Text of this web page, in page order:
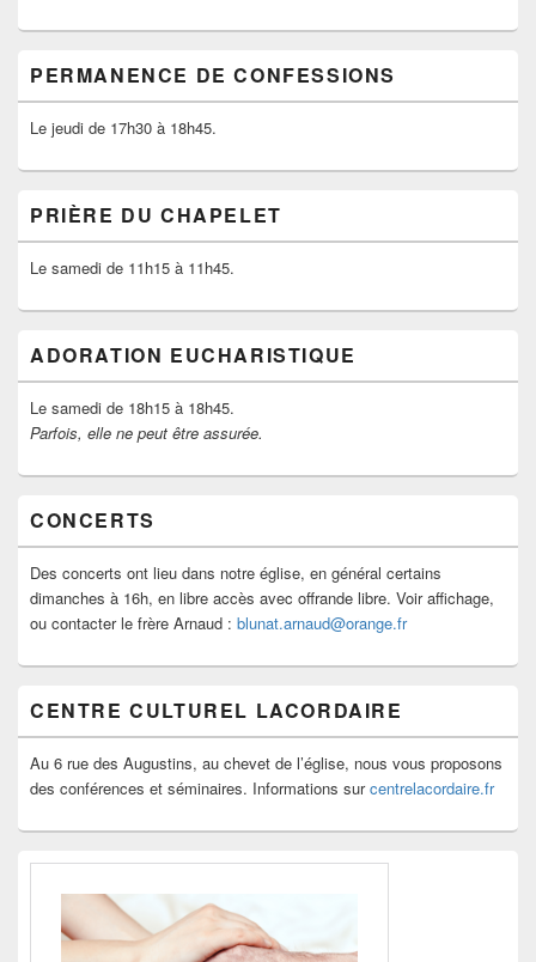
PERMANENCE DE CONFESSIONS
Le jeudi de 17h30 à 18h45.
PRIÈRE DU CHAPELET
Le samedi de 11h15 à 11h45.
ADORATION EUCHARISTIQUE
Le samedi de 18h15 à 18h45.
Parfois, elle ne peut être assurée.
CONCERTS
Des concerts ont lieu dans notre église, en général certains
dimanches à 16h, en libre accès avec offrande libre. Voir affichage,
ou contacter le frère Arnaud : blunat.arnaud@orange.fr
CENTRE CULTUREL LACORDAIRE
Au 6 rue des Augustins, au chevet de l’église, nous vous proposons
des conférences et séminaires. Informations surcentrelacordaire.fr